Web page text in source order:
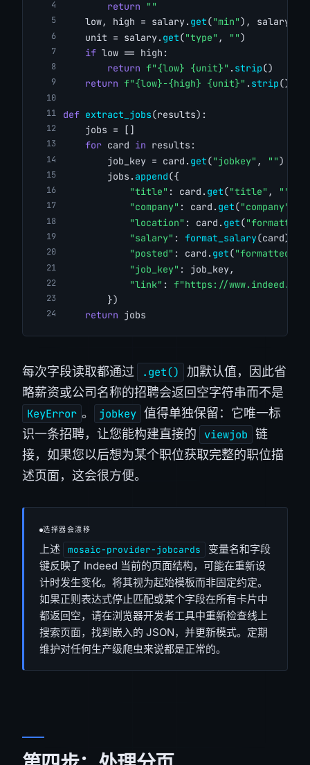
return
""
    low, high = salary.
get("min"), salary.
    unit = salary.
get("type" , "")
if low == high:
return f"{low} {unit}" . strip()
return f"{low}-{high} {unit}" . strip()
def extract_jobs(results):
    jobs = []
for card in results:
        job_key = card.
get("jobkey" , "")
        jobs.
append({
"title" : card. get("title" , ""
"company" : card. get("company"
"location" : card. get(
"salary" : format_salary(card),
"posted" : card. get(
"job_key" : job_key,
"link" : f"https://
        })
return jobs
每次字段读取都通过 .get()
加默认值，因此省
略薪资或公司名称的招聘会返回空字符串而不是
KeyError 。 jobkey 值得单独保留：它唯一标
识一条招聘，让您能构建直接的
viewjob 链
接，如果您以后想为某个职位获取完整的职位描
述页面，这会很方便。
选择器会漂移
上述 mosaic-provider-jobcards
变量名和字段
键反映了 Indeed 当前的页面结构，可能在重新设
计时发生变化。将其视为起始模板而非固定约定。
如果正则表达式停止匹配或某个字段在所有卡片中
都返回空，请在浏览器开发者工具中重新检查线上
搜索页面，找到嵌入的 JSON，并更新模式。定期
维护对任何生产级爬虫来说都是正常的。